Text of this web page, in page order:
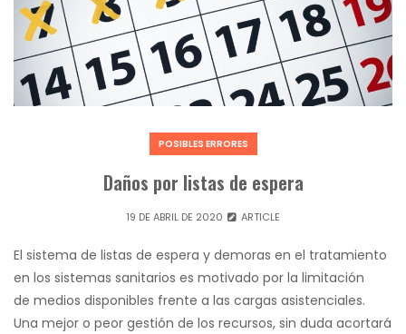
POSIBLES ERRORES
Daños por listas de espera
19 DE ABRIL DE 2020 ARTICLE
El sistema de listas de espera y demoras en el tratamiento
en los sistemas sanitarios es motivado por la limitación
de medios disponibles frente a las cargas asistenciales.
Una mejor o peor gestión de los recursos, sin duda acortará